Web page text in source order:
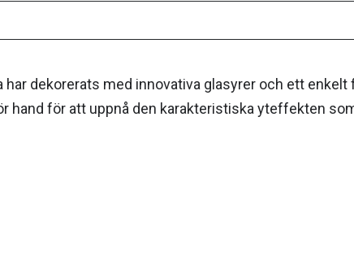
dekorerats med innovativa glasyrer och ett
för att uppnå den karakteristiska yteffekten